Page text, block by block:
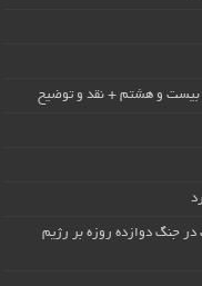
بیست و هشتم + نقد و توضیح
در جنگ دوازده روزه بر رژیم